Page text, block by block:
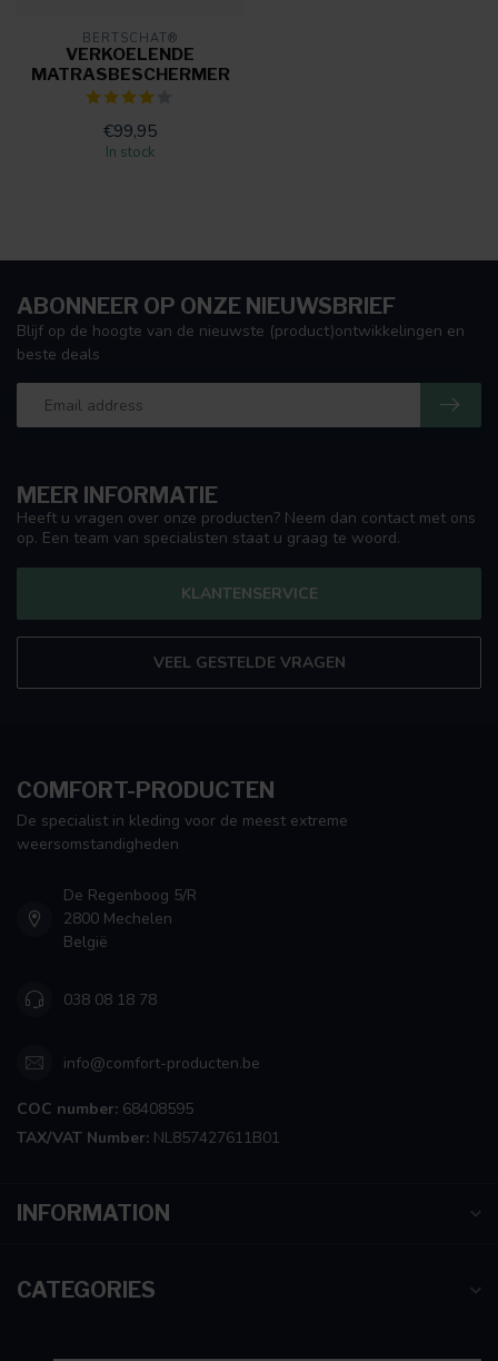
BERTSCHAT®
VERKOELENDE
MATRASBESCHERMER
€99,95
In stock
MEER INFORMATIE
Heeft u vragen over onze producten? Neem dan contact met ons
op. Een team van specialisten staat u graag te woord.
KLANTENSERVICE
VEEL GESTELDE VRAGEN
ABONNEER OP ONZE NIEUWSBRIEF
Blijf op de hoogte van de nieuwste (product)ontwikkelingen en
beste deals
COMFORT-PRODUCTEN
De specialist in kleding voor de meest extreme
weersomstandigheden
De Regenboog 5/R
2800 Mechelen
België
038 08 18 78
info@comfort-producten.be
COC number: 68408595
TAX/VAT Number: NL857427611B01
INFORMATION
CATEGORIES